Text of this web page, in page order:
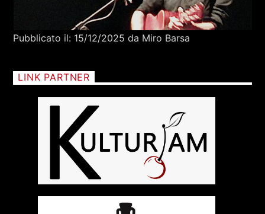
Pubblicato il: 15/12/2025 da Miro Barsa
LINK PARTNER